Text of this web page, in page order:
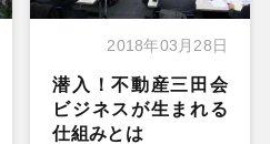
2018年03月28日
潜入！不動産三田会
ビジネスが生まれる
仕組みとは